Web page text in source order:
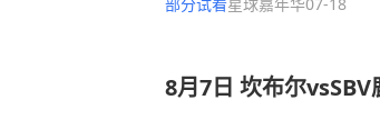
8月7日 坎布尔vsSBV